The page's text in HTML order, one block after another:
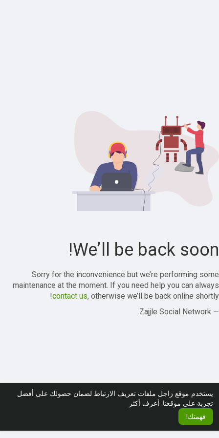
يستخدم موقع زاجل ملفات تعريف الارتباط لضمان حصولك على أفضل
تجربة على موقعنا. أعرف أكثر
فهمتك!
We’ll be back soon!
Sorry for the inconvenience but we’re performing some
maintenance at the moment. If you need help you can always
contact us, otherwise we’ll be back online shortly!
— Zajjle Social Network